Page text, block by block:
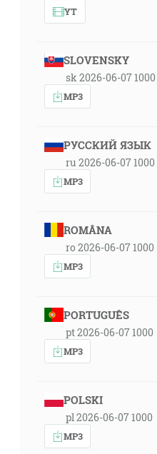
YT
SLOVENSKY
sk 2026-06-07 1000
MP3
РУССКИЙ ЯЗЫК
ru 2026-06-07 1000
MP3
ROMÂNA
ro 2026-06-07 1000
MP3
PORTUGUÊS
pt 2026-06-07 1000
MP3
POLSKI
pl 2026-06-07 1000
MP3